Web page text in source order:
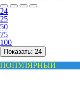
24
25
50
75
100
Показать: 24
ПОПУЛЯРНЫЙ